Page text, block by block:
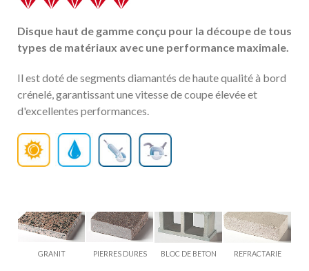
Disque haut de gamme conçu pour la découpe de tous
types de matériaux avec une performance maximale.
Il est doté de segments diamantés de haute qualité à bord
crénelé, garantissant une vitesse de coupe élevée et
d'excellentes performances.
GRANIT PIERRES DURES BLOC DE BETON REFRACTARIE